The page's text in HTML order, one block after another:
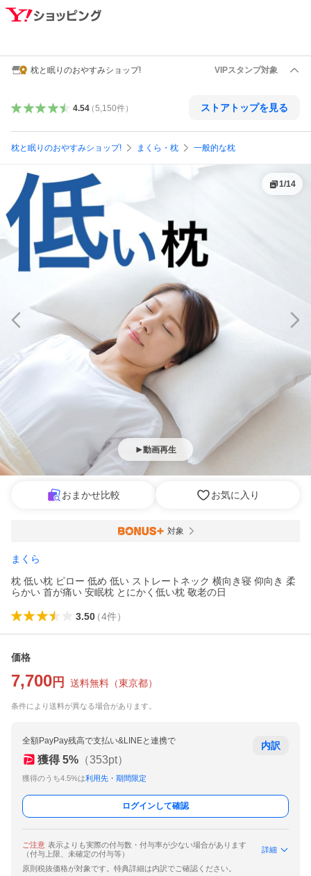
枕と眠りのおやすみショップ! VIPスタンプ対象
4.54（5,150件） ストアトップを見る
枕と眠りのおやすみショップ! まくら・枕 一般的な枕
動画再生
1/14
おまかせ比較 お気に入り
対象
まくら
枕 低い枕 ピロー 低め 低い ストレートネック 横向き寝 仰向き 柔
らかい 首が痛い 安眠枕 とにかく低い枕 敬老の日
3.50（4件）
価格
7,700 円 送料無料 （東京都）
条件により送料が異なる場合があります。
全額PayPay残高で支払い&LINEと連携で
獲得 5% （353pt）
獲得のうち4.5%は利用先・期間限定
内訳
ログインして確認
ご注意 表示よりも実際の付与数・付与率が少ない場合があります
（付与上限、未確定の付与等）
詳細
原則税抜価格が対象です。特典詳細は内訳でご確認ください。